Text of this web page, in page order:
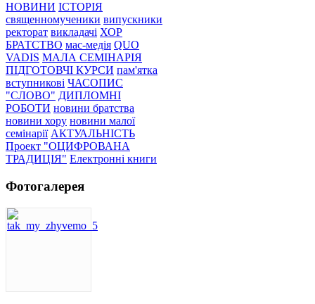
НОВИНИ ІСТОРІЯ
священномученики випускники
ректорат викладачі ХОР
БРАТСТВО мас-медія QUO
VADIS МАЛА СЕМІНАРІЯ
ПІДГОТОВЧІ КУРСИ пам'ятка
вступникові ЧАСОПИС
"СЛОВО" ДИПЛОМНІ
РОБОТИ новини братства
новини хору новини малої
семінарії АКТУАЛЬНІСТЬ
Проект "ОЦИФРОВАНА
ТРАДИЦІЯ" Електронні книги
Фотогалерея